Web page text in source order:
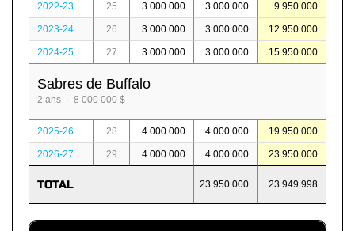
2022-23 25 3 000 000 3 000 000 9 950 000
2023-24 26 3 000 000 3 000 000 12 950 000
2024-25 27 3 000 000 3 000 000 15 950 000
Sabres de Buffalo
2 ans · 8 000 000 $
2025-26 28 4 000 000 4 000 000 19 950 000
2026-27 29 4 000 000 4 000 000 23 950 000
TOTAL 23 950 000 23 949 998